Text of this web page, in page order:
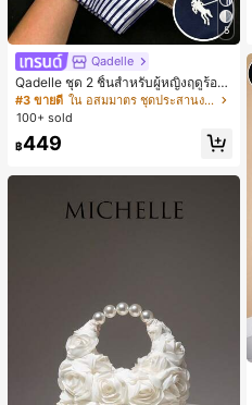
5
Qadelle
Qadelle ชุด 2 ชิ้นสำหรับผู้หญิงฤดูร้อน
แบบสบายๆ สำหรับใส่ทุกวัน, กางเกงขา
ยาวลายทางสีน้ำเงินเข้มและสีขาว, เสื้อ
#3 ขายดี
ใน อสมมาตร ชุดประสานงานสตรี
100+ sold
฿449